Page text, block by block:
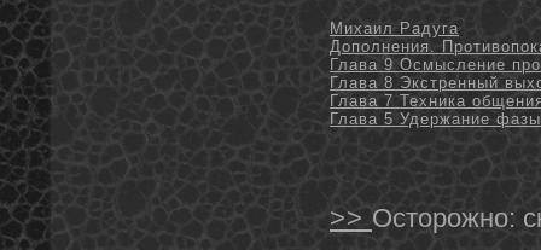
Михаил Радуга
Дополнения.
Глава 9 Осмысление
Глава 8 Экстренный
Глава 7 Техника
Глава 5 Удержание фазы
>>Осторожно: